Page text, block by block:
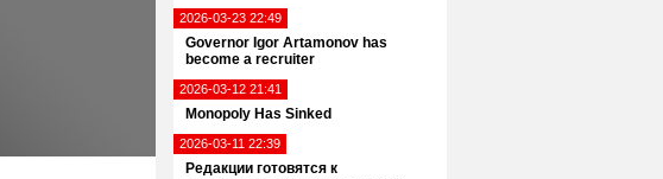
2026-03-23 22:49
Governor Igor Artamonov has
become a recruiter
2026-03-12 21:41
Monopoly Has Sinked
2026-03-11 22:39
Редакции готовятся к